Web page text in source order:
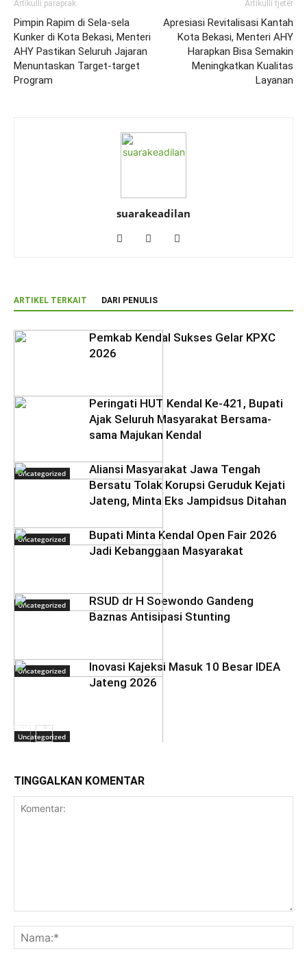
Artikulli paraprak
Pimpin Rapim di Sela-sela
Kunker di Kota Bekasi, Menteri
AHY Pastikan Seluruh Jajaran
Menuntaskan Target-target
Program
Artikulli tjetër
Apresiasi Revitalisasi Kantah
Kota Bekasi, Menteri AHY
Harapkan Bisa Semakin
Meningkatkan Kualitas
Layanan
suarakeadilan
ARTIKEL TERKAIT DARI PENULIS
Uncategorized
Pemkab Kendal Sukses Gelar KPXC
2026
Uncategorized
Peringati HUT Kendal Ke-421, Bupati
Ajak Seluruh Masyarakat Bersama-
sama Majukan Kendal
Uncategorized
Aliansi Masyarakat Jawa Tengah
Bersatu Tolak Korupsi Geruduk Kejati
Jateng, Minta Eks Jampidsus Ditahan
Uncategorized
Bupati Minta Kendal Open Fair 2026
Jadi Kebanggaan Masyarakat
Uncategorized
RSUD dr H Soewondo Gandeng
Baznas Antisipasi Stunting
Uncategorized
Inovasi Kajeksi Masuk 10 Besar IDEA
Jateng 2026
TINGGALKAN KOMENTAR